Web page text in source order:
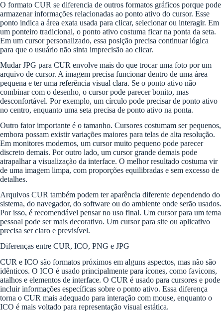
O formato CUR se diferencia de outros formatos gráficos porque pode
armazenar informações relacionadas ao ponto ativo do cursor. Esse
ponto indica a área exata usada para clicar, selecionar ou interagir. Em
um ponteiro tradicional, o ponto ativo costuma ficar na ponta da seta.
Em um cursor personalizado, essa posição precisa continuar lógica
para que o usuário não sinta imprecisão ao clicar.
Mudar JPG para CUR envolve mais do que trocar uma foto por um
arquivo de cursor. A imagem precisa funcionar dentro de uma área
pequena e ter uma referência visual clara. Se o ponto ativo não
combinar com o desenho, o cursor pode parecer bonito, mas
desconfortável. Por exemplo, um círculo pode precisar de ponto ativo
no centro, enquanto uma seta precisa de ponto ativo na ponta.
Outro fator importante é o tamanho. Cursores costumam ser pequenos,
embora possam existir variações maiores para telas de alta resolução.
Em monitores modernos, um cursor muito pequeno pode parecer
discreto demais. Por outro lado, um cursor grande demais pode
atrapalhar a visualização da interface. O melhor resultado costuma vir
de uma imagem limpa, com proporções equilibradas e sem excesso de
detalhes.
Arquivos CUR também podem ter aparência diferente dependendo do
sistema, do navegador, do software ou do ambiente onde serão usados.
Por isso, é recomendável pensar no uso final. Um cursor para um tema
pessoal pode ser mais decorativo. Um cursor para site ou aplicativo
precisa ser claro e previsível.
Diferenças entre CUR, ICO, PNG e JPG
CUR e ICO são formatos próximos em alguns aspectos, mas não são
idênticos. O ICO é usado principalmente para ícones, como favicons,
atalhos e elementos de interface. O CUR é usado para cursores e pode
incluir informações específicas sobre o ponto ativo. Essa diferença
torna o CUR mais adequado para interação com mouse, enquanto o
ICO é mais voltado para representação visual estática.